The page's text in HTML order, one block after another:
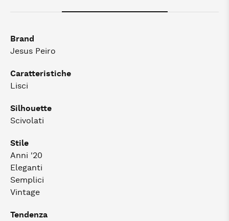
Brand
Jesus Peiro
Caratteristiche
Lisci
Silhouette
Scivolati
Stile
Anni '20
Eleganti
Semplici
Vintage
Tendenza